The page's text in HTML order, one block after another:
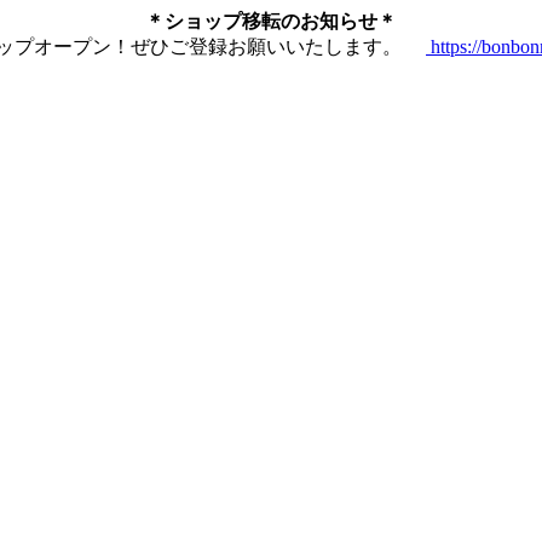
＊ショップ移転のお知らせ＊
プオープン！ぜひご登録お願いいたします。
https://